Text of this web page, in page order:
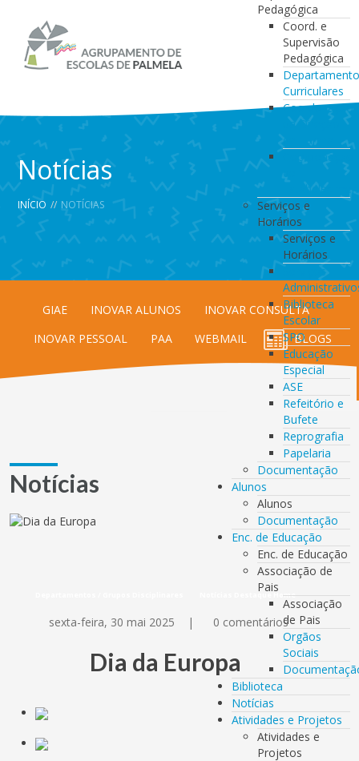
Pedagógica
Coord. e
Supervisão
Pedagógica
Curriculares
Coordenação
da Direção
de Turma
Coordenação
de
Serviços e
Horários
Serviços e
Horários
Serviços
Biblioteca
Escolar
SPO
Educação
Especial
ASE
Refeitório e
Bufete
Reprografia
Papelaria
Documentação
Alunos
Alunos
Documentação
Enc. de Educação
Enc. de Educação
Associação de
Pais
Associação
de Pais
Orgãos
Sociais
Biblioteca
Notícias
Atividades e Projetos
Atividades e
Projetos
Notícias
INÍCIO // NOTÍCIAS
GIAE INOVAR ALUNOS
INOVAR CONSULTA
INOVAR PESSOAL
PAA WEBMAIL BLOGS
Notícias
Notícias Destaque Home
sexta-feira, 30 mai 2025 | 0 comentários
Dia da Europa